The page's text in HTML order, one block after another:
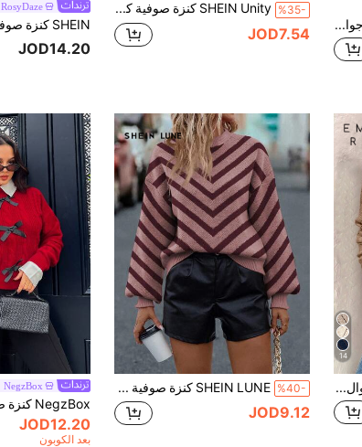
Elenzga ملابس علوية نسائية كاجوال أنيقة بأكمام خفافيش غير متماثلة وياقة طاقم، قابلة للاستخدام في العطلات والمناسبات، مناسبة للربيع/الخريف/الشتاء
%35- SHEIN Unity كنزة صوفية كاجوال بلون أحادي مجوفة بياقة منسدلة، بتريكو شتوي خريفي
JOD7.54
RosyDaze
JOD14.20
14
EMERY ROSE كنزة صوفية كاجوال فضفاضة للنساء بياقة على شكل حرف V ونسيج هندسي مجسم %40- SHEIN LUNE كنزة صوفية كاجوال فضفاضة بياقة مستديرة وأكمام طويلة منسدلة، مخطط، للخريف/الشتاء للنساء
JOD9.12
NegzBox
JOD12.20
بعد الكوبون